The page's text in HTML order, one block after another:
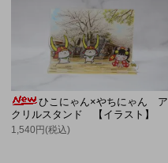
ひこにゃん×やちにゃん ア
クリルスタンド 【イラスト】
1,540円(税込)